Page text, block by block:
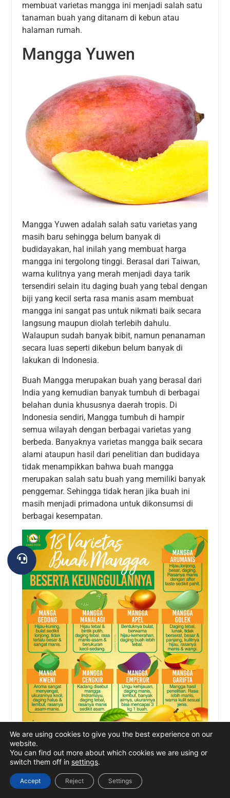
membuat varietas mangga ini menjadi salah satu
tanaman buah yang ditanam di kebun atau
halaman rumah.
Mangga Yuwen
Mangga Yuwen adalah salah satu varietas yang
masih baru sehingga belum banyak di
budidayakan, hal inilah yang membuat harga
mangga ini tergolong tinggi. Berasal dari Taiwan,
warna kulitnya yang merah menjadi daya tarik
tersendiri selain itu daging buah yang tebal dengan
biji yang kecil serta rasa manis asam membuat
mangga ini sangat pas untuk nikmati baik secara
langsung maupun diolah terlebih dahulu.
Walaupun sudah banyak bibit, namun penanaman
secara luas seperti dikebun belum banyak di
lakukan di Indonesia.
Buah Mangga merupakan buah yang berasal dari
India yang kemudian banyak tumbuh di berbagai
belahan dunia khususnya daerah tropis. Di
Indonesia sendiri, Mangga tumbuh di hampir
semua wilayah dengan berbagai varietas yang
berbeda. Banyaknya varietas mangga baik secara
alami ataupun hasil dari penelitian dan budidaya
tidak menampikkan bahwa buah mangga
merupakan salah satu buah yang memiliki banyak
penggemar. Sehingga tidak heran jika buah ini
masih menjadi primadona untuk dikonsumsi di
berbagai kesempatan.
We are using cookies to give you the best experience on our
website.
You can find out more about which cookies we are using or
switch them off in settings.
Accept Reject Settings